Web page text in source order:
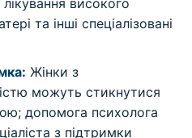
та інші спеціалізовані
Жінки з
можуть стикнутися
допомога психолога
з підтримки